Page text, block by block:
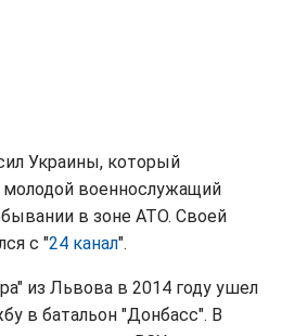
Украины, который
молодой военнослужащий
в зоне АТО. Своей
с "24 канал".
из Львова в 2014 году ушел
в батальон "Донбасс". В